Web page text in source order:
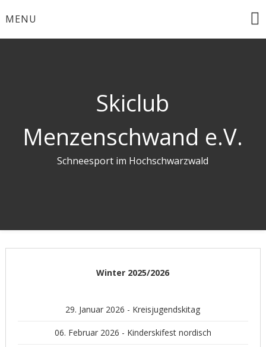
toMENU
Skiclub
Menzenschwand e.V.
Schneesport im Hochschwarzwald
Winter 2025/2026
29. Januar 2026 - Kreisjugendskitag
06. Februar 2026 - Kinderskifest nordisch